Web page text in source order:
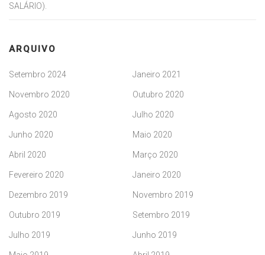
SALÁRIO).
ARQUIVO
Setembro 2024 Janeiro 2021
Novembro 2020 Outubro 2020
Agosto 2020 Julho 2020
Junho 2020 Maio 2020
Abril 2020 Março 2020
Fevereiro 2020 Janeiro 2020
Dezembro 2019 Novembro 2019
Outubro 2019 Setembro 2019
Julho 2019 Junho 2019